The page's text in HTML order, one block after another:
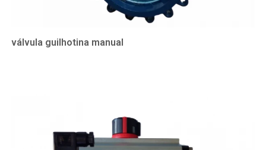
válvula guilhotina manual